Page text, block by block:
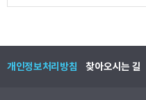
개인정보처리방침 찾아오시는 길